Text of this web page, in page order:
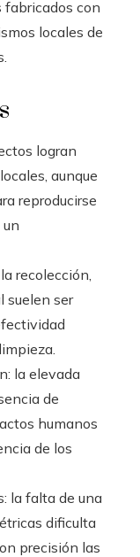
fabricados con
locales de
logran
aunque
reproducirse
recolección,
suelen ser
la elevada
de
humanos
de los
la falta de una
dificulta
precisión las